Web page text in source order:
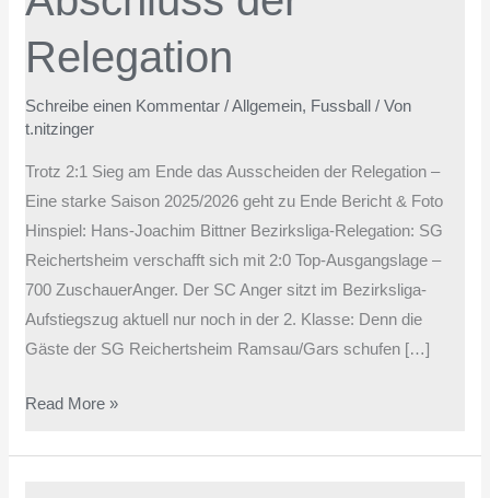
Relegation
Schreibe einen Kommentar /Allgemein, Fussball / Von
t.nitzinger
Trotz 2:1 Sieg am Ende das Ausscheiden der Relegation –
Eine starke Saison 2025/2026 geht zu Ende Bericht & Foto
Hinspiel: Hans-Joachim Bittner Bezirksliga-Relegation: SG
Reichertsheim verschafft sich mit 2:0 Top-Ausgangslage –
700 ZuschauerAnger. Der SC Anger sitzt im Bezirksliga-
Aufstiegszug aktuell nur noch in der 2. Klasse: Denn die
Gäste der SG Reichertsheim Ramsau/Gars schufen […]
Read More »